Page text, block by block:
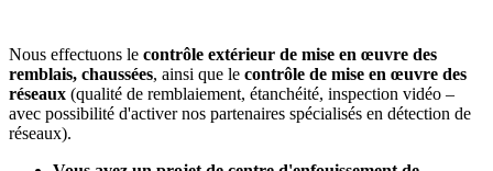
Nous effectuons le contrôle extérieur de mise en œuvre des
remblais, chaussées, ainsi que le contrôle de mise en œuvre des
réseaux (qualité de remblaiement, étanchéité, inspection vidéo –
avec possibilité d'activer nos partenaires spécialisés en détection de
réseaux).